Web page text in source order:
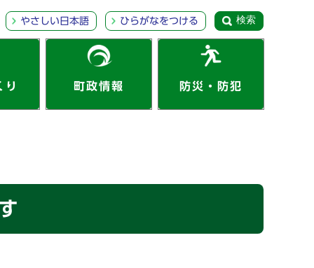
やさしい日本語 ひらがなをつける 検索
り 町政情報 防災・防犯